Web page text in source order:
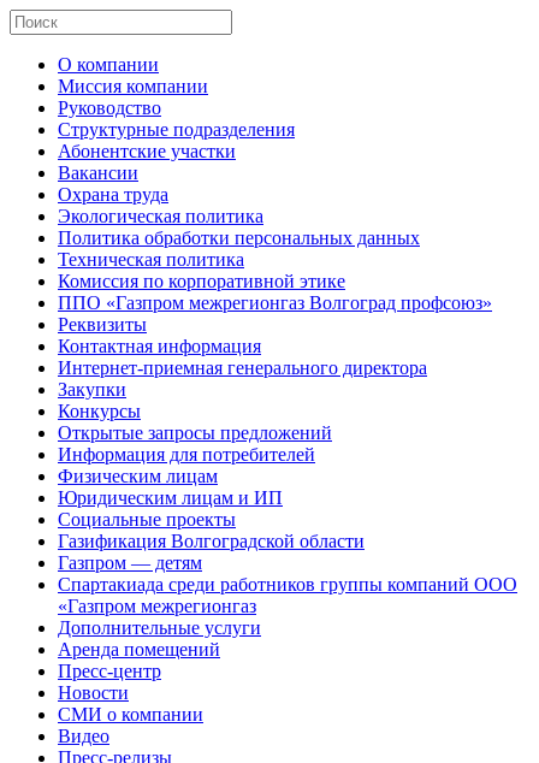
О компании
Миссия компании
Руководство
Структурные подразделения
Абонентские участки
Вакансии
Охрана труда
Экологическая политика
Политика обработки персональных данных
Техническая политика
Комиссия по корпоративной этике
ППО «Газпром межрегионгаз Волгоград профсоюз»
Реквизиты
Контактная информация
Интернет-приемная генерального директора
Закупки
Конкурсы
Открытые запросы предложений
Информация для потребителей
Физическим лицам
Юридическим лицам и ИП
Социальные проекты
Газификация Волгоградской области
Газпром — детям
Спартакиада среди работников группы компаний ООО
«Газпром межрегионгаз
Дополнительные услуги
Аренда помещений
Пресс-центр
Новости
СМИ о компании
Видео
Пресс-релизы